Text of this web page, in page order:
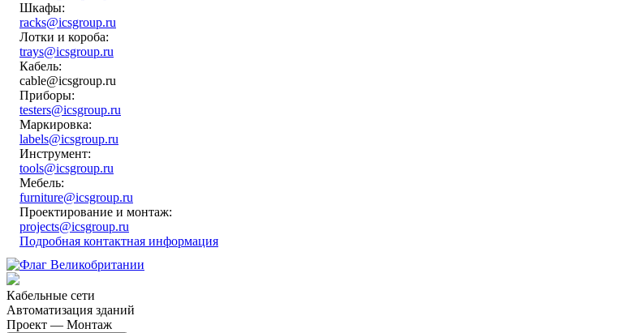
Шкафы:
racks@icsgroup.ru
Лотки и короба:
trays@icsgroup.ru
Кабель:
cable@icsgroup.ru
Приборы:
testers@icsgroup.ru
Маркировка:
labels@icsgroup.ru
Инструмент:
tools@icsgroup.ru
Мебель:
furniture@icsgroup.ru
Проектирование и монтаж:
projects@icsgroup.ru
Подробная контактная информация
Кабельные сети
Автоматизация зданий
Проект — Монтаж